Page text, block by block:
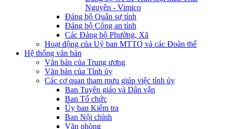
Nguyên - Vimico
Đảng bộ Quân sự tỉnh
Đảng bộ Công an tỉnh
Các Đảng bộ Phường, Xã
Hoạt động của Uỷ ban MTTQ và các Đoàn thể
Hệ thống văn bản
Văn bản của Trung ương
Văn bản của Tỉnh ủy
Các cơ quan tham mưu giúp việc tỉnh ủy
Ban Tuyên giáo và Dân vận
Ban Tổ chức
Ủy ban Kiểm tra
Ban Nội chính
Văn phòng